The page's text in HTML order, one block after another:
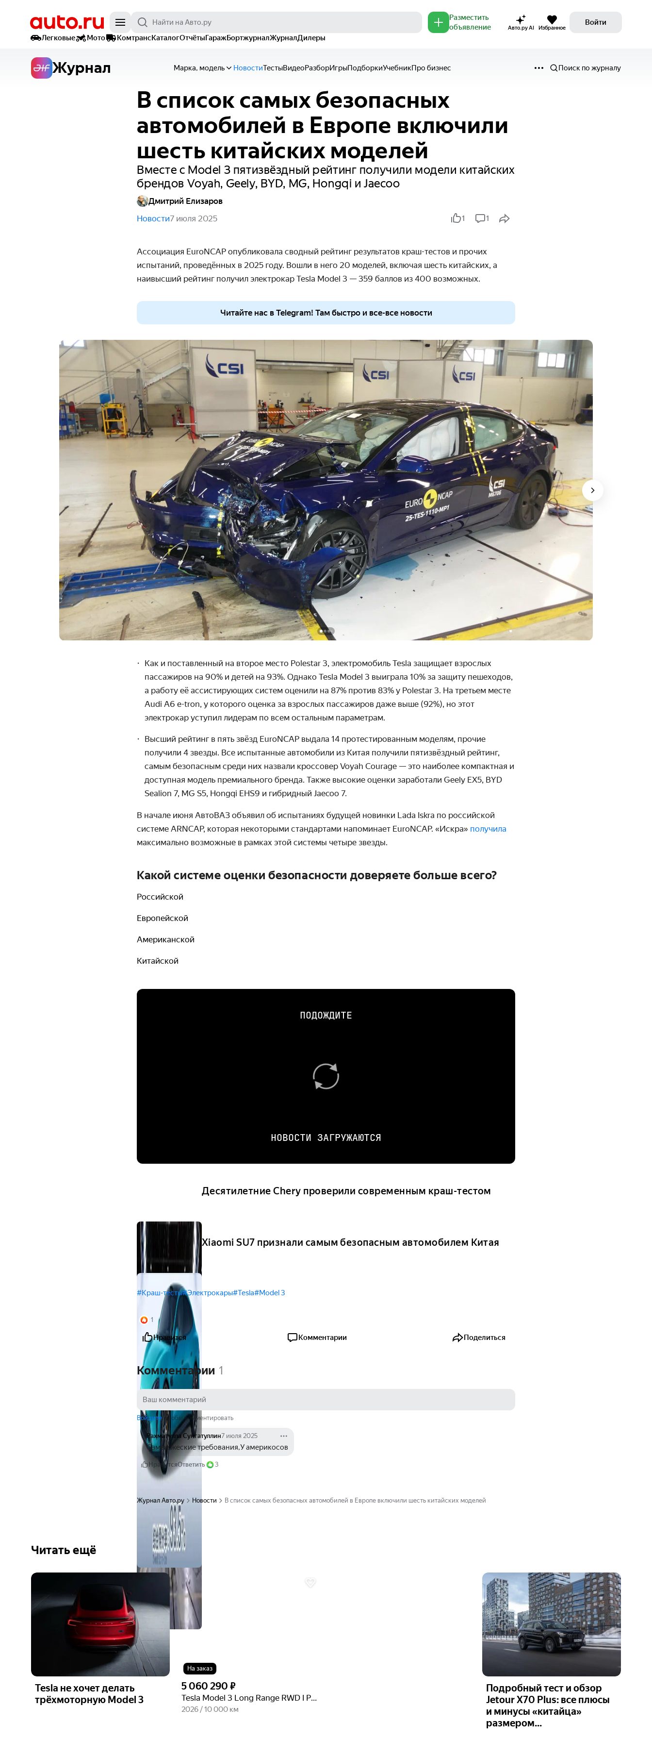
Разместить
объявление
Авто.ру AI Избранное
Войти
Легковые
Мото КомтрансКаталогОтчётыГаражБортжурналЖурналДилеры
Журнал Марка, модель НовостиТестыВидеоРазборИгрыПодборкиУчебникПро бизнес Поиск по журналу
В список самых безопасных
автомобилей в Европе включили
шесть китайских моделей
Вместе с Model 3 пятизвёздный рейтинг получили модели китайских
брендов Voyah, Geely, BYD, MG, Hongqi и Jaecoo
Дмитрий Елизаров
Новости7 июля 2025 1 1
Ассоциация EuroNCAP опубликовала сводный рейтинг результатов краш-тестов и прочих
испытаний, проведённых в 2025 году. Вошли в него 20 моделей, включая шесть китайских, а
наивысший рейтинг получил электрокар Tesla Model 3 — 359 баллов из 400 возможных.
Читайте нас в Telegram! Там быстро и все-все новости
Как и поставленный на второе место Polestar 3, электромобиль Tesla защищает взрослых
пассажиров на 90% и детей на 93%. Однако Tesla Model 3 выиграла 10% за защиту пешеходов,
а работу её ассистирующих систем оценили на 87% против 83% у Polestar 3. На третьем месте
Audi A6 e-tron, у которого оценка за взрослых пассажиров даже выше (92%), но этот
электрокар уступил лидерам по всем остальным параметрам.
Высший рейтинг в пять звёзд EuroNCAP выдала 14 протестированным моделям, прочие
получили 4 звезды. Все испытанные автомобили из Китая получили пятизвёздный рейтинг,
самым безопасным среди них назвали кроссовер Voyah Courage — это наиболее компактная и
доступная модель премиального бренда. Также высокие оценки заработали Geely EX5, BYD
Sealion 7, MG S5, Hongqi EHS9 и гибридный Jaecoo 7.
В начале июня АвтоВАЗ объявил об испытаниях будущей новинки Lada Iskra по российской
системе ARNCAP, которая некоторыми стандартами напоминает EuroNCAP. «Искра» получила
максимально возможные в рамках этой системы четыре звезды.
Какой системе оценки безопасности доверяете больше всего?
Российской
Европейской
Американской
Китайской
ПОДОЖДИТЕ
НОВОСТИ ЗАГРУЖАЮТСЯ
Десятилетние Chery проверили современным краш-тестом
Xiaomi SU7 признали самым безопасным автомобилем Китая
#Краш-тесты#Электрокары#Tesla#Model 3
1
Нравится Комментарии Поделиться
Комментарии 1
Войдите, чтобы комментировать
Рахматулла Сунгатуллин7 июля 2025
Самые жеские требования,У америкосов
НравитсяОтветить 3
Журнал Авто.ру Новости В список самых безопасных автомобилей в Европе включили шесть китайских моделей
Читать ещё
Tesla не хочет делать
трёхмоторную Model 3
На заказ
Ещё 3
фото
5 060 290 ₽
Tesla Model 3 Long Range RWD I Рестайлинг
2026 / 10 000 км
Подробный тест и обзор
Jetour X70 Plus: все плюсы
и минусы «китайца»
размером...